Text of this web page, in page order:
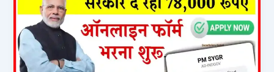
घर-
औषधि
योजना
से